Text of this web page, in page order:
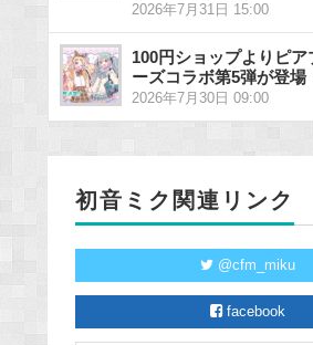
2026年7月31日 15:00
100円ショップよりピア
ーズコラボ第5弾が登場
2026年7月30日 09:00
初音ミク関連リンク
@cfm_miku
facebook